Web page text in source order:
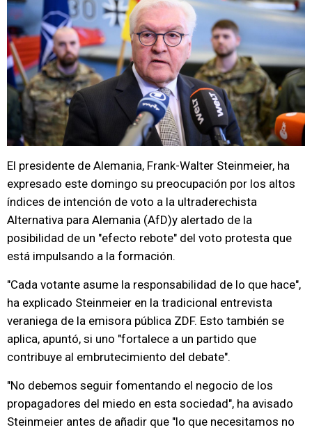
El presidente de Alemania, Frank-Walter Steinmeier, ha
expresado este domingo su preocupación por los altos
índices de intención de voto a la ultraderechista
Alternativa para Alemania (AfD)y alertado de la
posibilidad de un "efecto rebote" del voto protesta que
está impulsando a la formación.
"Cada votante asume la responsabilidad de lo que hace",
ha explicado Steinmeier en la tradicional entrevista
veraniega de la emisora pública ZDF. Esto también se
aplica, apuntó, si uno "fortalece a un partido que
contribuye al embrutecimiento del debate".
"No debemos seguir fomentando el negocio de los
propagadores del miedo en esta sociedad", ha avisado
Steinmeier antes de añadir que "lo que necesitamos no